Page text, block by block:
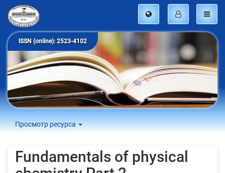
ISSN (online): 2523-4102
Просмотр ресурса
Fundamentals of physical